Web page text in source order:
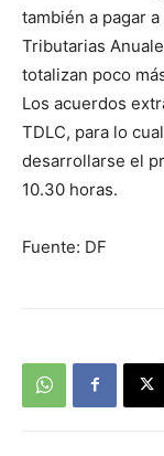
también a pagar
Tributarias
totalizan poco
Los acuerdos
TDLC, para lo
desarrollarse el
10.30 horas.
Fuente: DF